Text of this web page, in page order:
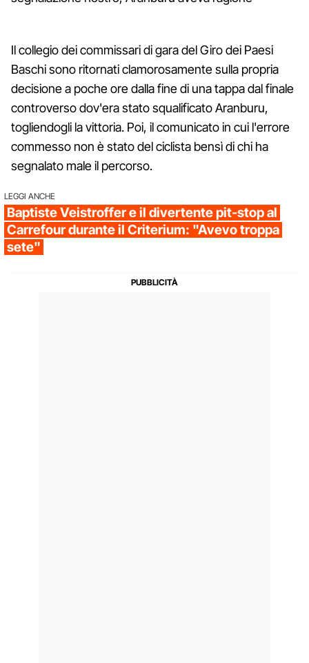
Il collegio dei commissari di gara del Giro dei Paesi
Baschi sono ritornati clamorosamente sulla propria
decisione a poche ore dalla fine di una tappa dal finale
controverso dov'era stato squalificato Aranburu,
togliendogli la vittoria. Poi, il comunicato in cui l'errore
commesso non è stato del ciclista bensì di chi ha
segnalato male il percorso.
LEGGI ANCHE
Baptiste Veistroffer e il divertente pit-stop al
Carrefour durante il Criterium: "Avevo troppa
sete"